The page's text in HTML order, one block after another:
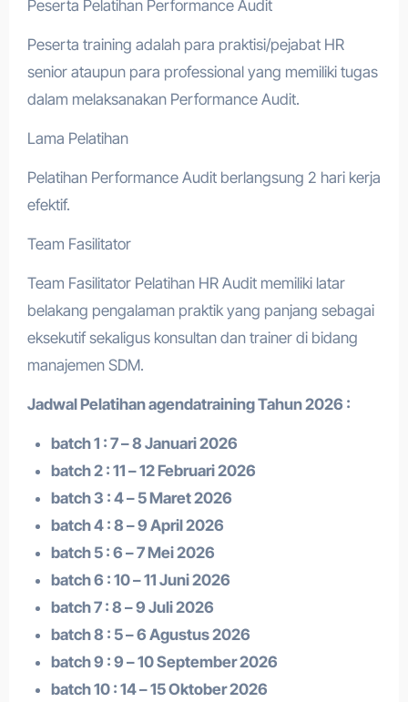
Peserta Pelatihan Performance Audit
Peserta training adalah para praktisi/pejabat HR
senior ataupun para professional yang memiliki tugas
dalam melaksanakan Performance Audit.
Lama Pelatihan
Pelatihan Performance Audit berlangsung 2 hari kerja
efektif.
Team Fasilitator
Team Fasilitator Pelatihan HR Audit memiliki latar
belakang pengalaman praktik yang panjang sebagai
eksekutif sekaligus konsultan dan trainer di bidang
manajemen SDM.
Jadwal Pelatihan agendatrainingTahun 2026 :
batch 1 : 7 – 8 Januari 2026
batch 2 : 11 – 12 Februari 2026
batch 3 : 4 – 5 Maret 2026
batch 4 : 8 – 9 April 2026
batch 5 : 6 – 7 Mei 2026
batch 6 : 10 – 11 Juni 2026
batch 7 : 8 – 9 Juli 2026
batch 8 : 5 – 6 Agustus 2026
batch 9 : 9 – 10 September 2026
batch 10 : 14 – 15 Oktober 2026